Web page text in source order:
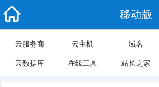
移动版
云服务商 云主机 域名
云数据库 在线工具 站长之家